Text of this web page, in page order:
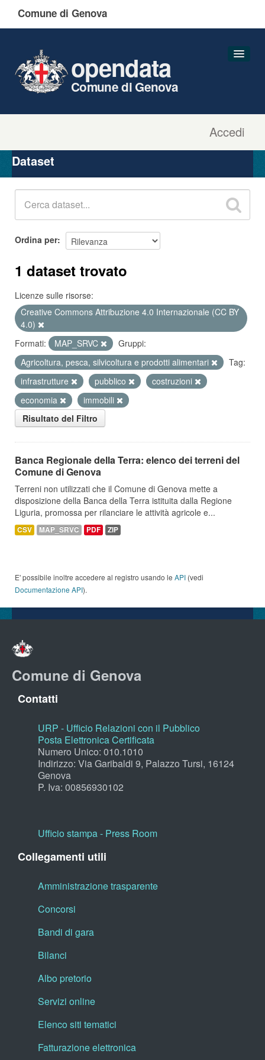
Comune di Genova
Accedi
opendata
Comune di Genova
Organizzazioni
Gruppi
Dataset
Ordina per
1 dataset trovato
Licenze sulle risorse:
Creative Commons Attribuzione 4.0 Internazionale (CC BY
4.0)
Formati:
MAP_SRVC
Gruppi:
Agricoltura, pesca, silvicoltura e prodotti alimentari
Tag:
infrastrutture
pubblico
costruzioni
economia
immobili
Risultato del Filtro
Banca Regionale della Terra: elenco dei terreni del
Comune di Genova
Terreni non utilizzati che il Comune di Genova mette a
disposizione della Banca della Terra istituita dalla Regione
Liguria, promossa per rilanciare le attività agricole e...
CSV MAP_SRVC PDF ZIP
E' possibile inoltre accedere al registro usando le API (vedi
Documentazione API).
Comune di Genova
Contatti
URP - Ufficio Relazioni con il Pubblico
Posta Elettronica Certificata
Numero Unico: 010.1010
Indirizzo: Via Garibaldi 9, Palazzo Tursi, 16124
Genova
P. Iva: 00856930102
Ufficio stampa - Press Room
Collegamenti utili
Amministrazione trasparente
Concorsi
Bandi di gara
Bilanci
Albo pretorio
Servizi online
Elenco siti tematici
Fatturazione elettronica